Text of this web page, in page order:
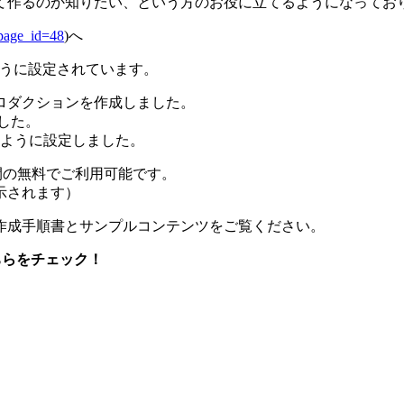
)へ
に設定されています。
クションを作成しました。
た。
うに設定しました。
無料でご利用可能です。
れます）
手順書とサンプルコンテンツをご覧ください。
をチェック！